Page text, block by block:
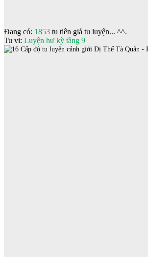
Đang có: 1853 tu tiên giả tu luyện... ^^.
Tu vi: Luyện hư kỳ tầng 9